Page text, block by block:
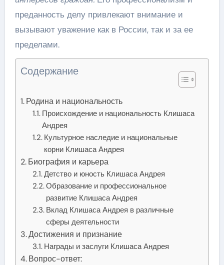
преданность делу привлекают внимание и
вызывают уважение как в России, так и за ее
пределами.
Содержание
Родина и национальность
Происхождение и национальность Клишаса
Андрея
Культурное наследие и национальные
корни Клишаса Андрея
Биография и карьера
Детство и юность Клишаса Андрея
Образование и профессиональное
развитие Клишаса Андрея
Вклад Клишаса Андрея в различные
сферы деятельности
Достижения и признание
Награды и заслуги Клишаса Андрея
Вопрос-ответ: